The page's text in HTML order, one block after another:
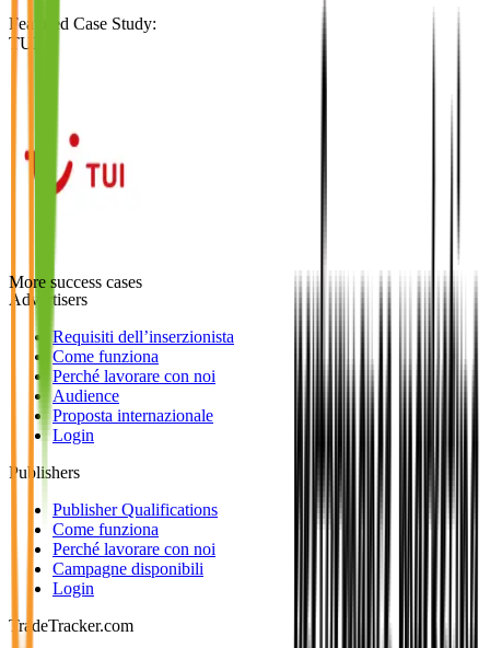
Featured Case Study:
TUI
More success cases
Advertisers
Requisiti dell’inserzionista
Come funziona
Perché lavorare con noi
Audience
Proposta internazionale
Login
Publishers
Publisher Qualifications
Come funziona
Perché lavorare con noi
Campagne disponibili
Login
TradeTracker.com